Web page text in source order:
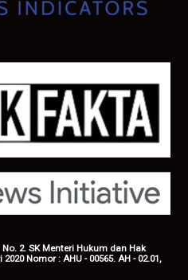
2. SK Menteri Hukum dan Hak
Nomor : AHU - 00565. AH - 02.01,